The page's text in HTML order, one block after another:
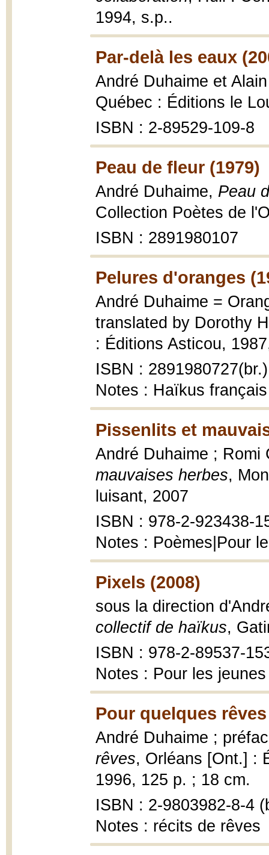
1994, s.p..
Par-delà les eaux
André Duhaime et
Québec : Éditions le
ISBN : 2-89529-109-8
Peau de fleur (1979)
André Duhaime, Peau
Collection Poètes de
ISBN : 2891980107
Pelures d'oranges
André Duhaime =
translated by Dorothy
: Éditions Asticou,
ISBN : 2891980727(br.)
Notes : Haïkus
Pissenlits et
André Duhaime ;
mauvaises herbes,
luisant, 2007
ISBN : 978-2-923438-
Notes : Poèmes|Pour
Pixels (2008)
sous la direction
collectif de haïkus,
ISBN : 978-2-89537-
Notes : Pour les
Pour quelques rêves
André Duhaime ;
rêves, Orléans [Ont.] :
1996, 125 p. ; 18 cm.
ISBN : 2-9803982-8-4
Notes : récits de rêves